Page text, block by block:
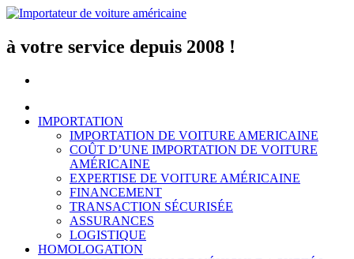
Aller
contenu
à votre service depuis 2008 !
IMPORTATION
IMPORTATION DE VOITURE AMERICAINE
COÛT D’UNE IMPORTATION DE VOITURE
AMÉRICAINE
EXPERTISE DE VOITURE AMÉRICAINE
FINANCEMENT
TRANSACTION SÉCURISÉE
ASSURANCES
LOGISTIQUE
HOMOLOGATION